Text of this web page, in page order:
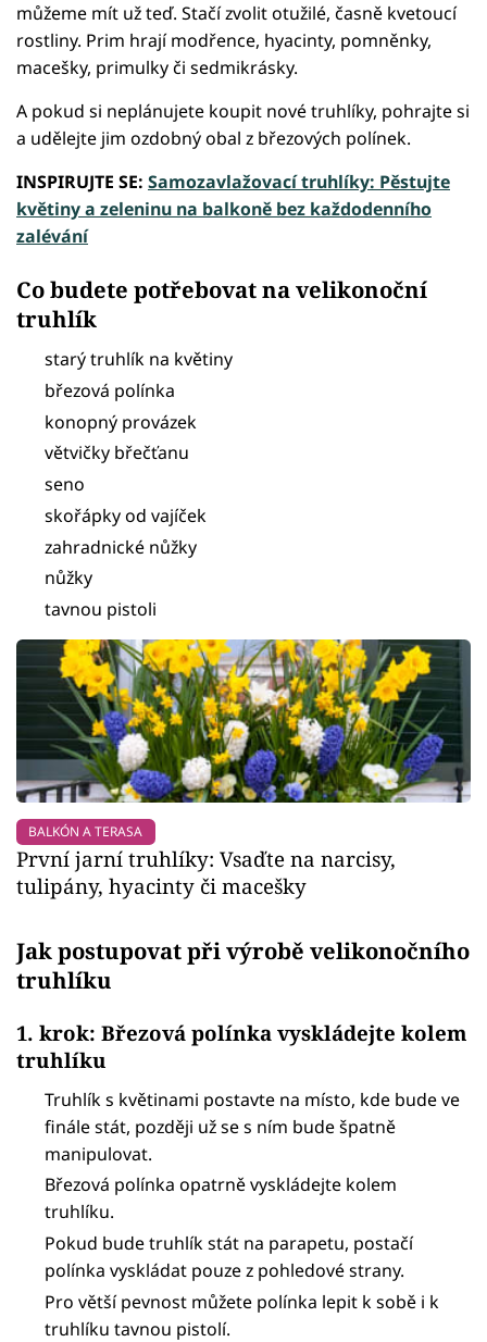
můžeme mít už teď. Stačí zvolit otužilé, časně kvetoucí
rostliny. Prim hrají modřence, hyacinty, pomněnky,
macešky, primulky či sedmikrásky.
A pokud si neplánujete koupit nové truhlíky, pohrajte si
a udělejte jim ozdobný obal z březových polínek.
INSPIRUJTE SE: Samozavlažovací truhlíky: Pěstujte
květiny a zeleninu na balkoně bez každodenního
zalévání
Co budete potřebovat na velikonoční
truhlík
starý truhlík na květiny
březová polínka
konopný provázek
větvičky břečťanu
seno
skořápky od vajíček
zahradnické nůžky
nůžky
tavnou pistoli
BALKÓN A TERASA
První jarní truhlíky: Vsaďte na narcisy,
tulipány, hyacinty či macešky
Jak postupovat při výrobě velikonočního
truhlíku
1. krok: Březová polínka vyskládejte kolem
truhlíku
Truhlík s květinami postavte na místo, kde bude ve
finále stát, později už se s ním bude špatně
manipulovat.
Březová polínka opatrně vyskládejte kolem
truhlíku.
Pokud bude truhlík stát na parapetu, postačí
polínka vyskládat pouze z pohledové strany.
Pro větší pevnost můžete polínka lepit k sobě i k
truhlíku tavnou pistolí.